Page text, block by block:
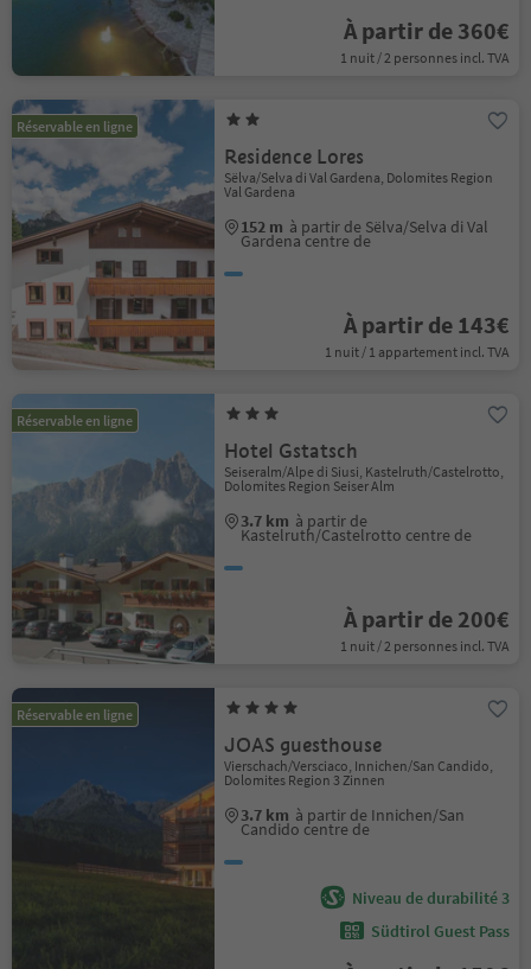
À partir de 360€
1 nuit / 2 personnes incl. TVA
Réservable en ligne
Residence Lores
Sëlva/Selva di Val Gardena, Dolomites Region
Val Gardena
152 m à partir de Sëlva/Selva di Val
Gardena centre de
À partir de 143€
1 nuit / 1 appartement incl. TVA
Réservable en ligne
Hotel Gstatsch
Seiseralm/Alpe di Siusi, Kastelruth/Castelrotto,
Dolomites Region Seiser Alm
3.7 km à partir de
Kastelruth/Castelrotto centre de
À partir de 200€
1 nuit / 2 personnes incl. TVA
Réservable en ligne
JOAS guesthouse
Vierschach/Versciaco, Innichen/San Candido,
Dolomites Region 3 Zinnen
3.7 km à partir de Innichen/San
Candido centre de
Niveau de durabilité 3
Südtirol Guest Pass